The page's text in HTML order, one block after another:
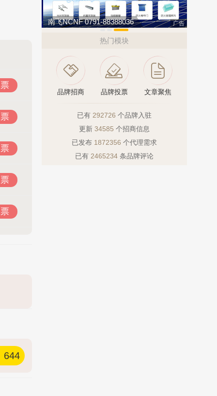
644
冰尊BENSHION 4008-276-278 广告
热门模块
品牌招商 品牌投票 文章聚焦
已有 292726 个品牌入驻
更新 34585 个招商信息
已发布 1872356 个代理需求
已有 2465234 条品牌评论